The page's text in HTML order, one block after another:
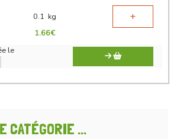
0.1 kg +
1.66€
le
CATÉGORIE ...